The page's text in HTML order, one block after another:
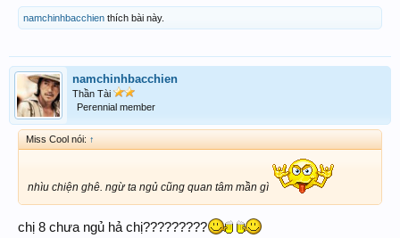
namchinhbacchien thích bài này.
namchinhbacchien
Thần Tài
Perennial member
Miss Cool nói: ↑
nhìu chiện ghê. ngừ ta ngủ cũng quan tâm mần gì
chị 8 chưa ngủ hả chị?????????